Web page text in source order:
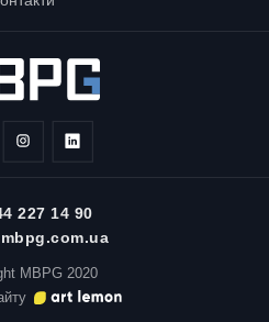
MBPG 2020
227 14 90